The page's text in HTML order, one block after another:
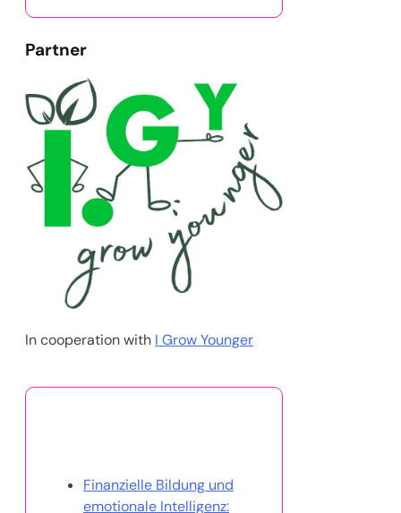
Partner
In cooperation with I Grow Younger
Finanzielle Bildung und
emotionale Intelligenz: